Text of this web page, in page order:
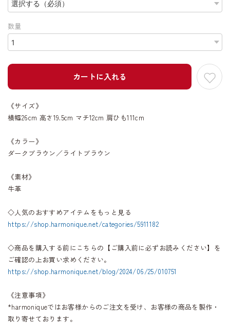
数量
カートに入れる
《サイズ》
横幅26cm 高さ19.5cm マチ12cm 肩ひも111cm
《カラー》
ダークブラウン／ライトブラウン
《素材》
牛革
◇人気のおすすめアイテムをもっと見る
https://shop.harmonique.net/categories/5911182
◇商品を購入する前にこちらの【ご購入前に必ずお読みください】を
ご確認の上お買い求めください。
https://shop.harmonique.net/blog/2024/06/25/010751
《注意事項》
*harmoniqueではお客様からのご注文を受け、お客様の商品を製作・
取り寄せております。